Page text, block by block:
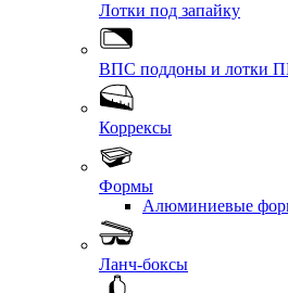
Лотки под запайку
ВПС поддоны и лотки
Коррексы
Формы
Алюминиевые
Ланч-боксы